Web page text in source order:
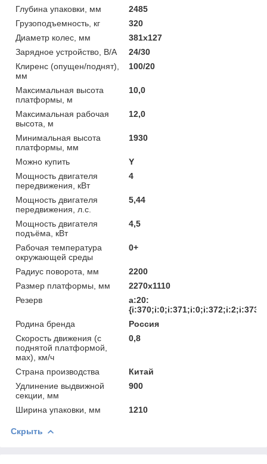
Глубина упаковки, мм
2485
Грузоподъемность, кг
320
Диаметр колес, мм
381х127
Зарядное устройство, В/А
24/30
Клиренс (опущен/поднят),
мм
100/20
Максимальная высота
платформы, м
10,0
Максимальная рабочая
высота, м
12,0
Минимальная высота
платформы, мм
1930
Можно купить
Y
Мощность двигателя
передвижения, кВт
4
Мощность двигателя
передвижения, л.с.
5,44
Мощность двигателя
подъёма, кВт
4,5
Рабочая температура
окружающей среды
0+
Радиус поворота, мм
2200
Размер платформы, мм
2270х1110
Резерв
a:20:
Родина бренда
Россия
Скорость движения (с
поднятой платформой,
мах), км/ч
0,8
Страна производства
Китай
Удлинение выдвижной
секции, мм
900
Ширина упаковки, мм 1210
Скрыть